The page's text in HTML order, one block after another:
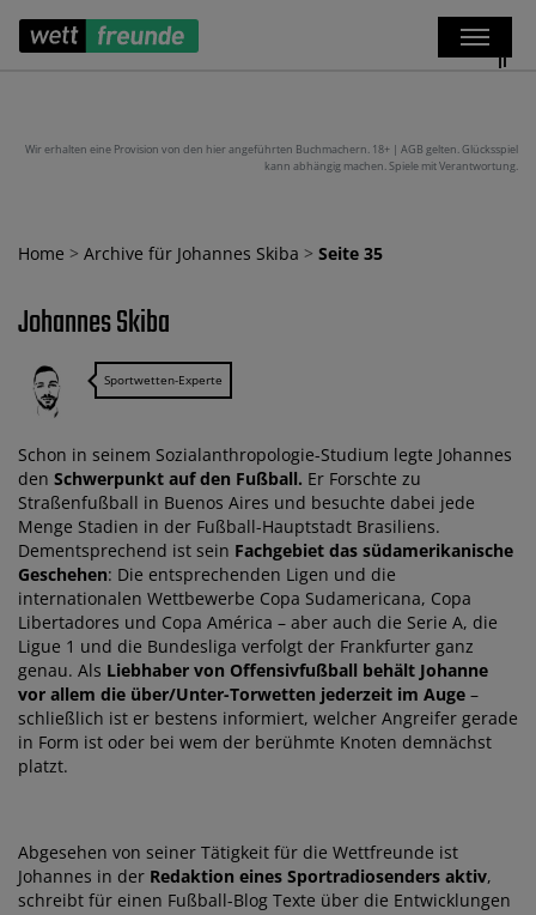
Wir erhalten eine Provision von den hier angeführten Buchmachern. 18+ | AGB gelten. Glücksspiel
kann abhängig machen. Spiele mit Verantwortung.
Home > Archive für Johannes Skiba > Seite 35
Johannes Skiba
Sportwetten-Experte
Schon in seinem Sozialanthropologie-Studium legte Johannes
den Schwerpunkt auf den Fußball. Er Forschte zu
Straßenfußball in Buenos Aires und besuchte dabei jede
Menge Stadien in der Fußball-Hauptstadt Brasiliens.
Dementsprechend ist sein Fachgebiet das südamerikanische
Geschehen: Die entsprechenden Ligen und die
internationalen Wettbewerbe Copa Sudamericana, Copa
Libertadores und Copa América – aber auch die Serie A, die
Ligue 1 und die Bundesliga verfolgt der Frankfurter ganz
genau. Als Liebhaber von Offensivfußball behält Johanne
vor allem die über/Unter-Torwetten jederzeit im Auge –
schließlich ist er bestens informiert, welcher Angreifer gerade
in Form ist oder bei wem der berühmte Knoten demnächst
platzt.
Abgesehen von seiner Tätigkeit für die Wettfreunde ist
Johannes in der Redaktion eines Sportradiosenders aktiv,
schreibt für einen Fußball-Blog Texte über die Entwicklungen